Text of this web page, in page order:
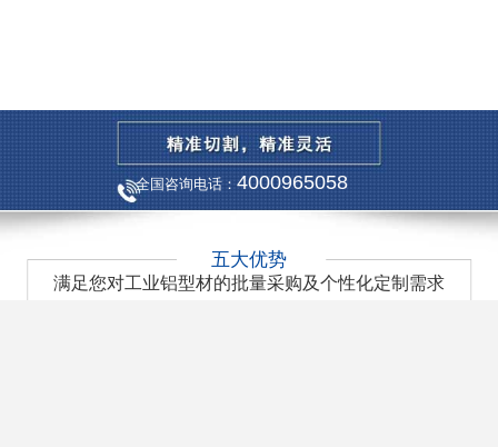
全国咨询电话：4000965058
五大优势
满足您对工业铝型材的批量采购及个性化定制需求